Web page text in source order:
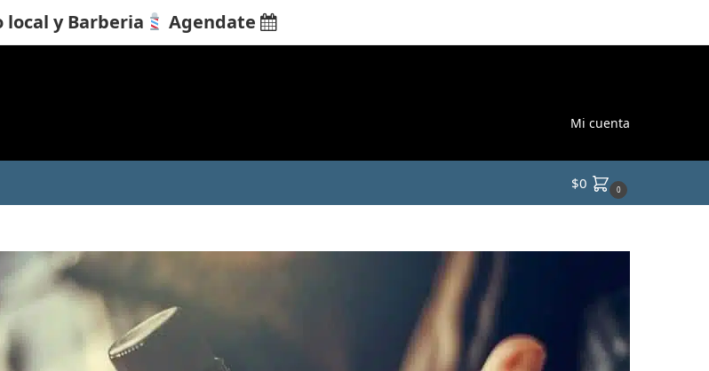
local y Barberia Agendate 
Mi cuenta
$0 0